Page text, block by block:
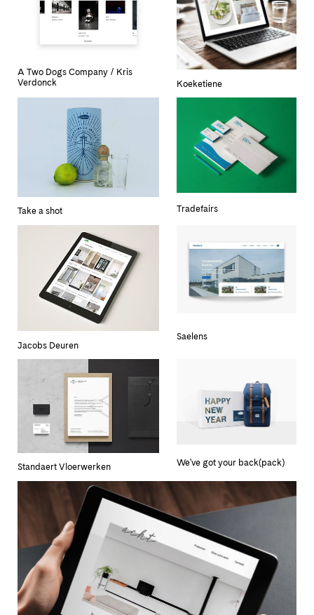
A Two Dogs Company / Kris
Verdonck
Koeketiene
Take a shot Tradefairs
Jacobs Deuren
Saelens
Standaert Vloerwerken We've got your back(pack)